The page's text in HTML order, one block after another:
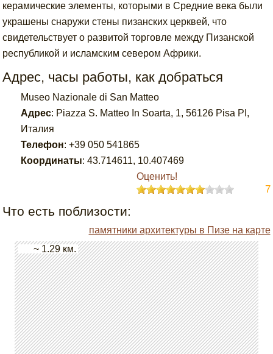
керамические элементы, которыми в Средние века были
украшены снаружи стены пизанских церквей, что
свидетельствует о развитой торговле между Пизанской
республикой и исламским севером Африки.
Адрес, часы работы, как добраться
Museo Nazionale di San Matteo
Адрес: Piazza S. Matteo In Soarta, 1, 56126 Pisa PI,
Италия
Телефон:+39 050 541865
Координаты: 43.714611, 10.407469
Оценить!
7
Что есть поблизости:
памятники архитектуры в Пизе на карте
~ 1.29 км.